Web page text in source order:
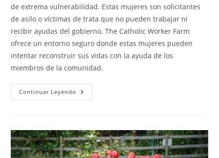
de extrema vulnerabilidad. Estas mujeres son solicitantes
de asilo o víctimas de trata que no pueden trabajar ni
recibir ayudas del gobierno. The Catholic Worker Farm
ofrece un entorno seguro donde estas mujeres pueden
intentar reconstruir sus vidas con la ayuda de los
miembros de la comunidad.
Continuar Leyendo The
Catholic